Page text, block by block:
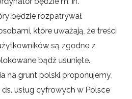
będzie rozpatrywał
które uważają, że treści
są zgodne z
bądź usunięte.
na grunt polski proponujemy,
usług cyfrowych w Polsce